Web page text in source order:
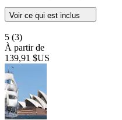
Voir ce qui est inclus
5 (3)
À partir de
139,91 $US